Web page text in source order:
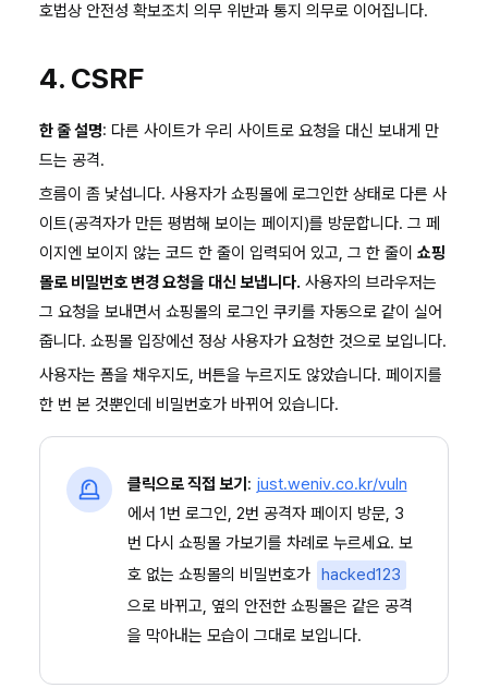
호법상 안전성 확보조치 의무 위반과 통지 의무로 이어집니다.
4. CSRF
한 줄 설명: 다른 사이트가 우리 사이트로 요청을 대신 보내게 만
드는 공격.
흐름이 좀 낯섭니다. 사용자가 쇼핑몰에 로그인한 상태로 다른 사
이트(공격자가 만든 평범해 보이는 페이지)를 방문합니다. 그 페
이지엔 보이지 않는 코드 한 줄이 입력되어 있고, 그 한 줄이 쇼핑
몰로 비밀번호 변경 요청을 대신 보냅니다. 사용자의 브라우저는
그 요청을 보내면서 쇼핑몰의 로그인 쿠키를 자동으로 같이 실어
줍니다. 쇼핑몰 입장에선 정상 사용자가 요청한 것으로 보입니다.
사용자는 폼을 채우지도, 버튼을 누르지도 않았습니다. 페이지를
한 번 본 것뿐인데 비밀번호가 바뀌어 있습니다.
클릭으로 직접 보기 : just.weniv.co.kr/vuln
에서 1번 로그인, 2번 공격자 페이지 방문, 3
번 다시 쇼핑몰 가보기를 차례로 누르세요. 보
호 없는 쇼핑몰의 비밀번호가 hacked123
으로 바뀌고, 옆의 안전한 쇼핑몰은 같은 공격
을 막아내는 모습이 그대로 보입니다.